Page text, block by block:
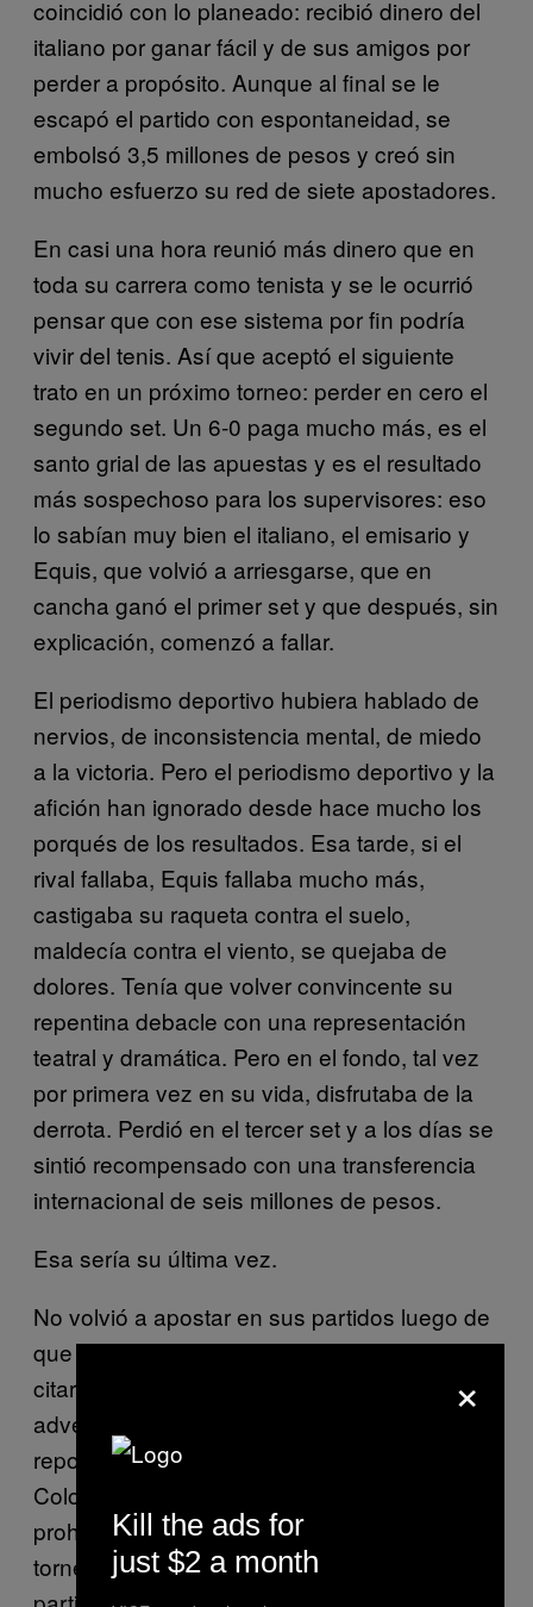
coincidió con lo planeado: recibió dinero del
italiano por ganar fácil y de sus amigos por
perder a propósito. Aunque al final se le
escapó el partido con espontaneidad, se
embolsó 3,5 millones de pesos y creó sin
mucho esfuerzo su red de siete apostadores.
En casi una hora reunió más dinero que en
toda su carrera como tenista y se le ocurrió
pensar que con ese sistema por fin podría
vivir del tenis. Así que aceptó el siguiente
trato en un próximo torneo: perder en cero el
segundo set. Un 6-0 paga mucho más, es el
santo grial de las apuestas y es el resultado
más sospechoso para los supervisores: eso
lo sabían muy bien el italiano, el emisario y
Equis, que volvió a arriesgarse, que en
cancha ganó el primer set y que después, sin
explicación, comenzó a fallar.
El periodismo deportivo hubiera hablado de
nervios, de inconsistencia mental, de miedo
a la victoria. Pero el periodismo deportivo y la
afición han ignorado desde hace mucho los
porqués de los resultados. Esa tarde, si el
rival fallaba, Equis fallaba mucho más,
castigaba su raqueta contra el suelo,
maldecía contra el viento, se quejaba de
dolores. Tenía que volver convincente su
repentina debacle con una representación
teatral y dramática. Pero en el fondo, tal vez
por primera vez en su vida, disfrutaba de la
derrota. Perdió en el tercer set y a los días se
sintió recompensado con una transferencia
internacional de seis millones de pesos.
Esa sería su última vez.
No volvió a apostar en sus partidos luego de
que los organizadores de un nuevo torneo
citaran a los jugadores a una reunión para
advertirles que la ITF había estado
reportando marcadores extraños en
Colombia. Si descubrían a alguien le
prohibirían para siempre la participación en
torneos profesionales. En uno de sus
×
Kill the ads for
just $2 a month